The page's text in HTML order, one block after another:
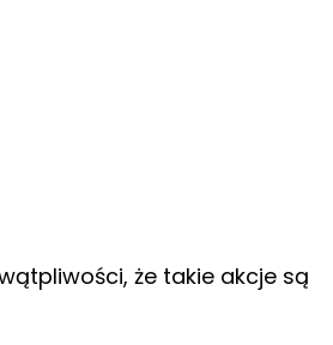
że takie akcje są